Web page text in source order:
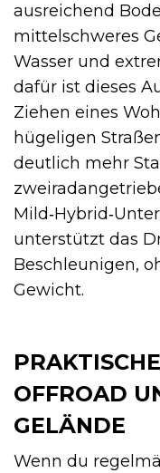
ausreichend
mittelschweres
Wasser und
dafür ist dieses
Ziehen eines
hügeligen
deutlich mehr
unterstützt das
Beschleunigen,
Gewicht.
OFFROAD
GELÄNDE
Wenn du